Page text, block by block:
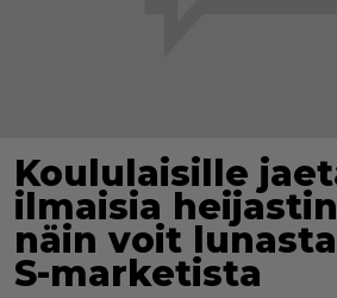
Koululaisille
ilmaisia
näin voit
S-marketista